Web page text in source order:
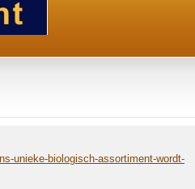
unieke-biologisch-assortiment-wordt-